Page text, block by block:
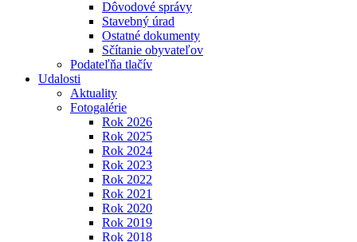
Dôvodové správy
Stavebný úrad
Ostatné dokumenty
Sčítanie obyvateľov
Podateľňa tlačív
Udalosti
Aktuality
Fotogalérie
Rok 2026
Rok 2025
Rok 2024
Rok 2023
Rok 2022
Rok 2021
Rok 2020
Rok 2019
Rok 2018